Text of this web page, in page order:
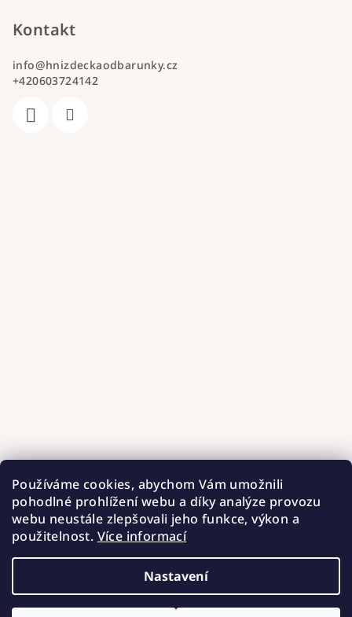
Používáme cookies, abychom Vám umožnili
pohodlné prohlížení webu a díky analýze provozu
webu neustále zlepšovali jeho funkce, výkon a
použitelnost. Více informací
Nastavení
Kontakt
info@hnizdeckaodbarunky.cz
+420603724142
Copyright 2026Hnízdečka od Barunky. Všechna práva
vyhrazena.Upravit nastavení cookies